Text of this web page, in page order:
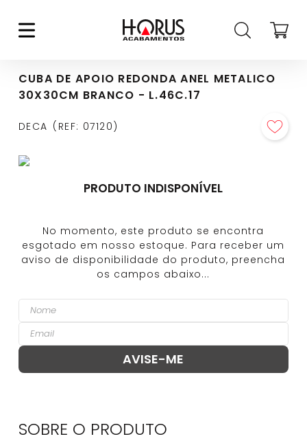
CUBA DE APOIO REDONDA ANEL METALICO
30X30CM BRANCO - L.46C.17
DECA REF: 07120
PRODUTO INDISPONÍVEL
SOBRE O PRODUTO